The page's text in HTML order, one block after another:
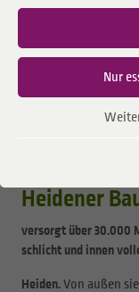
Nur
Gasdruckregelstation
Neue
Heidener
versorgt über 30.000
schlicht und innen
Heiden.Von außen